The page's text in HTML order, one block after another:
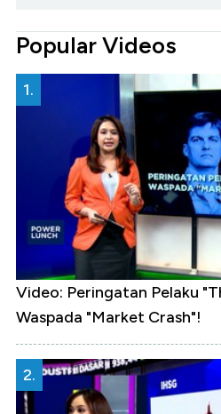
Popular Videos
1.
Video: Peringatan Pelaku
Waspada "Market Crash"!
2.